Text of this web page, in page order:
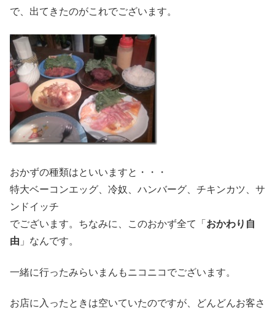
で、出てきたのがこれでございます。
おかずの種類はといいますと・・・
特大ベーコンエッグ、冷奴、ハンバーグ、チキンカツ、サ
ンドイッチ
でございます。ちなみに、このおかず全て「 おかわり自
由 」なんです。
一緒に行ったみらいまんもニコニコでございます。
お店に入ったときは空いていたのですが、どんどんお客さ